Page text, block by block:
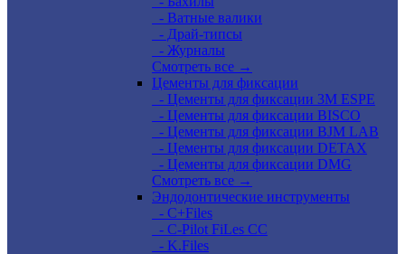
- Ватные валики
- Драй-типсы
- Журналы
Смотреть все →
Цементы для фиксации
- Цементы для фиксации 3M ESPE
- Цементы для фиксации BISCO
- Цементы для фиксации BJM LAB
- Цементы для фиксации DETAX
- Цементы для фиксации DMG
Смотреть все →
Эндодонтические инструменты
- C+Files
- C-Pilot FiLes CC
- K.Files